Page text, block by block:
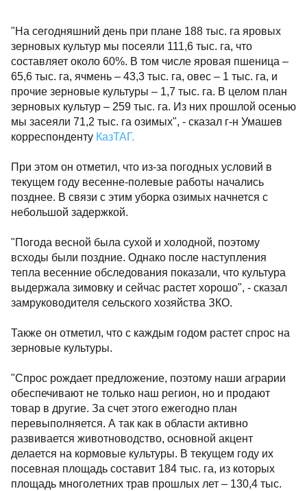
"На сегодняшний день при плане 188 тыс. га яровых
зерновых культур мы посеяли 111,6 тыс. га, что
составляет около 60%. В том числе яровая пшеница –
65,6 тыс. га, ячмень – 43,3 тыс. га, овес – 1 тыс. га, и
прочие зерновые культуры – 1,7 тыс. га. В целом план
зерновых культур – 259 тыс. га. Из них прошлой осенью
мы засеяли 71,2 тыс. га озимых", - сказал г-н Умашев
корреспонденту КазТАГ.
При этом он отметил, что из-за погодных условий в
текущем году весенне-полевые работы начались
позднее. В связи с этим уборка озимых начнется с
небольшой задержкой.
"Погода весной была сухой и холодной, поэтому
всходы были поздние. Однако после наступления
тепла весенние обследования показали, что культура
выдержала зимовку и сейчас растет хорошо", - сказал
замруководителя сельского хозяйства ЗКО.
Также он отметил, что с каждым годом растет спрос на
зерновые культуры.
"Спрос рождает предложение, поэтому наши аграрии
обеспечивают не только наш регион, но и продают
товар в другие. За счет этого ежегодно план
перевыполняется. А так как в области активно
развивается животноводство, основной акцент
делается на кормовые культуры. В текущем году их
посевная площадь составит 184 тыс. га, из которых
площадь многолетних трав прошлых лет – 130,4 тыс.